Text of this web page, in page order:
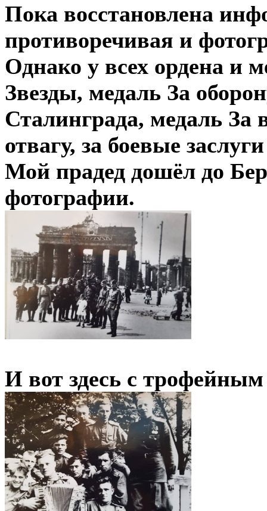
Пока восстановлена
противоречивая и
Однако у всех ордена и
Звезды, медаль За
Сталинграда, медаль За
отвагу, за боевые
Мой прадед дошёл до
фотографии.
И вот здесь с